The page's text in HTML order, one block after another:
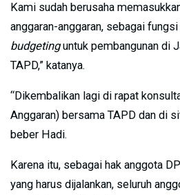
Kami sudah berusaha
anggaran-anggaran, sebagai
budgetinguntuk pembangunan di
TAPD,” katanya.
“Dikembalikan lagi di rapat
Anggaran) bersama TAPD dan di
beber Hadi.
Karena itu, sebagai hak anggota
yang harus dijalankan, seluruh